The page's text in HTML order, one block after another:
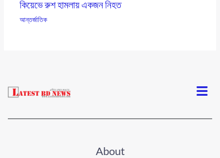
কিয়েভে রুশ হামলায় একজন নিহত
আন্তর্জাতিক
Menu
About